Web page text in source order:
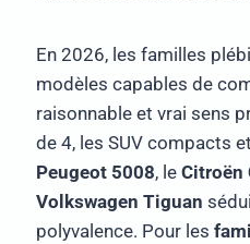
En 2026, les familles
modèles capables de
raisonnable et vrai sens
de 4, les SUV compacts
Peugeot 5008, le Citroën
Volkswagen Tiguan
polyvalence. Pour les